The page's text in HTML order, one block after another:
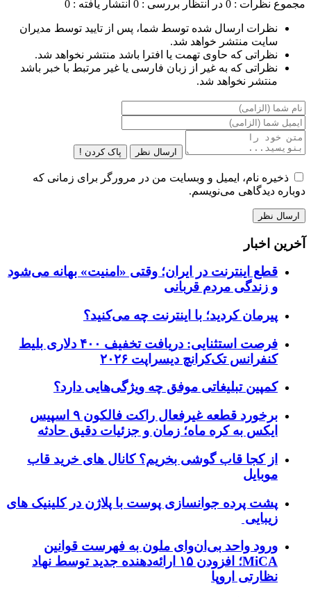
مجموع نظرات : 0 در انتظار بررسی : 0 انتشار یافته : 0
نظرات ارسال شده توسط شما، پس از تایید توسط مدیران
سایت منتشر خواهد شد.
نظراتی که حاوی تهمت یا افترا باشد منتشر نخواهد شد.
نظراتی که به غیر از زبان فارسی یا غیر مرتبط با خبر باشد
منتشر نخواهد شد.
ارسال نظر پاک کردن !
ذخیره نام، ایمیل و وبسایت من در مرورگر برای زمانی که
دوباره دیدگاهی می‌نویسم.
آخرین اخبار
قطع اینترنت در ایران؛ وقتی «امنیت» بهانه می‌شود
و زندگی مردم قربانی
پیرمان کردید؛ با اینترنت چه می‌کنید؟
فرصت استثنایی: دریافت تخفیف ۴۰۰ دلاری بلیط
کنفرانس تک‌کرانچ دیسراپت ۲۰۲۶
کمپین تبلیغاتی موفق چه ویژگی‌هایی دارد؟
برخورد قطعه غیرفعال راکت فالکون ۹ اسپیس
ایکس به کره ماه؛ زمان و جزئیات دقیق حادثه
از کجا قاب گوشی بخریم؟ کانال های خرید قاب
موبایل
پشت پرده جوانسازی پوست با پلاژن در کلینیک های
زیبایی
ورود واحد بی‌ان‌وای ملون به فهرست قوانین
MiCA؛ افزودن ۱۵ ارائه‌دهنده جدید توسط نهاد
نظارتی اروپا